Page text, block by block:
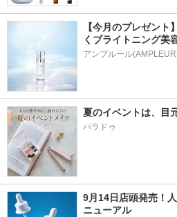
【今月のプレゼント
くブライトニング美
アンプルール
夏のイベントは、目
パラドゥ
9月14日店頭発売！
ニューアル